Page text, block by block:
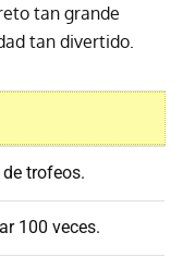
tan grande
tan divertido.
trofeos.
100 veces.